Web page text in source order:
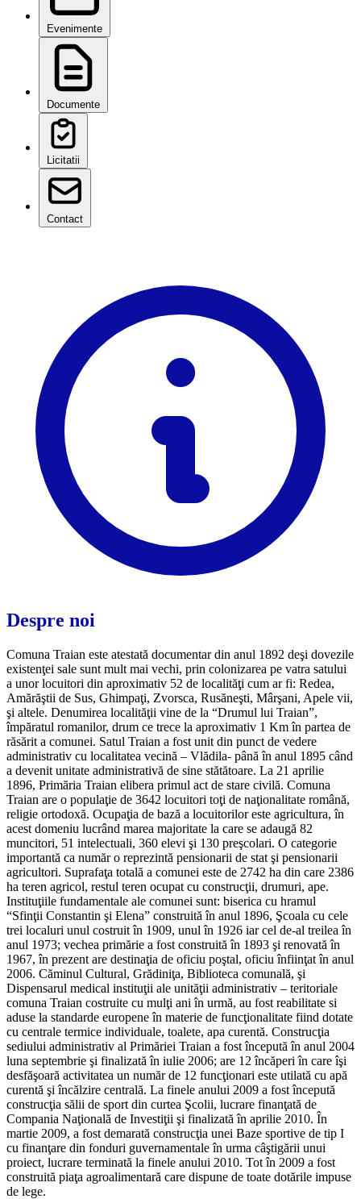
Evenimente
Documente
Licitatii
Contact
Despre noi
Comuna Traian este atestată documentar din anul 1892 deşi dovezile
existenţei sale sunt mult mai vechi, prin colonizarea pe vatra satului
a unor locuitori din aproximativ 52 de localităţi cum ar fi: Redea,
Amărăştii de Sus, Ghimpaţi, Zvorsca, Rusăneşti, Mârşani, Apele vii,
şi altele. Denumirea localităţii vine de la “Drumul lui Traian”,
împăratul romanilor, drum ce trece la aproximativ 1 Km în partea de
răsărit a comunei. Satul Traian a fost unit din punct de vedere
administrativ cu localitatea vecină – Vlădila- până în anul 1895 când
a devenit unitate administrativă de sine stătătoare. La 21 aprilie
1896, Primăria Traian elibera primul act de stare civilă. Comuna
Traian are o populaţie de 3642 locuitori toţi de naţionalitate română,
religie ortodoxă. Ocupaţia de bază a locuitorilor este agricultura, în
acest domeniu lucrând marea majoritate la care se adaugă 82
muncitori, 51 intelectuali, 360 elevi şi 130 preşcolari. O categorie
importantă ca număr o reprezintă pensionarii de stat şi pensionarii
agricultori. Suprafaţa totală a comunei este de 2742 ha din care 2386
ha teren agricol, restul teren ocupat cu construcţii, drumuri, ape.
Instituţiile fundamentale ale comunei sunt: biserica cu hramul
“Sfinţii Constantin şi Elena” construită în anul 1896, Şcoala cu cele
trei localuri unul costruit în 1909, unul în 1926 iar cel de-al treilea în
anul 1973; vechea primărie a fost construită în 1893 şi renovată în
1967, în prezent are destinaţia de oficiu poştal, oficiu înfiinţat în anul
2006. Căminul Cultural, Grădiniţa, Biblioteca comunală, şi
Dispensarul medical instituţii ale unităţii administrativ – teritoriale
comuna Traian costruite cu mulţi ani în urmă, au fost reabilitate si
aduse la standarde europene în materie de funcţionalitate fiind dotate
cu centrale termice individuale, toalete, apa curentă. Construcţia
sediului administrativ al Primăriei Traian a fost începută în anul 2004
luna septembrie şi finalizată în iulie 2006; are 12 încăperi în care îşi
desfăşoară activitatea un număr de 12 funcţionari este utilată cu apă
curentă şi încălzire centrală. La finele anului 2009 a fost începută
construcţia sălii de sport din curtea Şcolii, lucrare finanţată de
Compania Naţională de Investiţii şi finalizată în aprilie 2010. În
martie 2009, a fost demarată construcţia unei Baze sportive de tip I
cu finanţare din fonduri guvernamentale în urma câştigării unui
proiect, lucrare terminată la finele anului 2010. Tot în 2009 a fost
construită piaţa agroalimentară care dispune de toate dotările impuse
de lege.